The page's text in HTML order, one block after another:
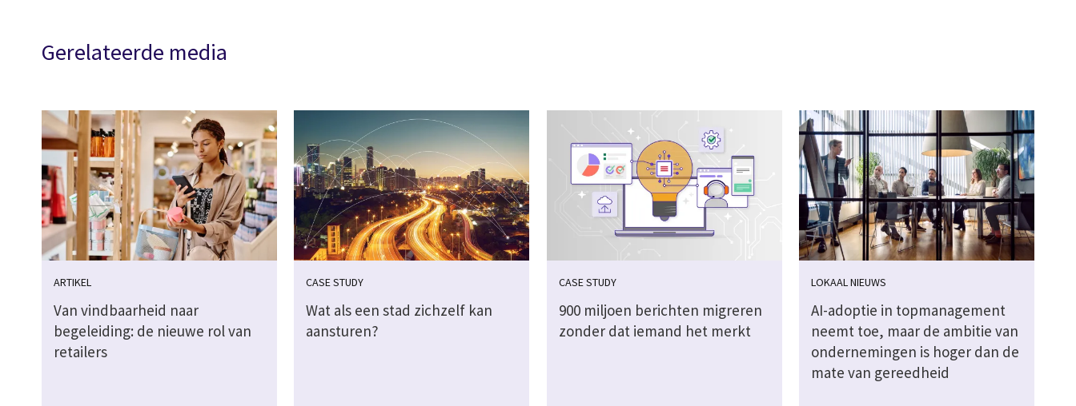
Gerelateerde media
ARTIKEL
Van vindbaarheid naar
begeleiding: de nieuwe rol van
retailers
CASE STUDY
Wat als een stad zichzelf kan
aansturen?
CASE STUDY
900 miljoen berichten migreren
zonder dat iemand het merkt
LOKAAL NIEUWS
AI-adoptie in topmanagement
neemt toe, maar de ambitie van
ondernemingen is hoger dan de
mate van gereedheid